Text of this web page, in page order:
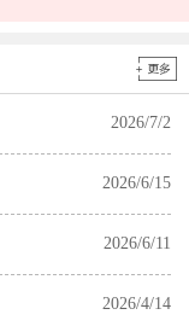
2026/7/2
2026/6/15
2026/6/11
2026/4/14